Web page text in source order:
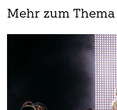
Mehr zum Thema